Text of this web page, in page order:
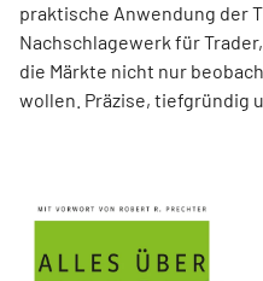
praktische Anwendung der
Nachschlagewerk für
die Märkte nicht nur
wollen. Präzise, tiefgründig